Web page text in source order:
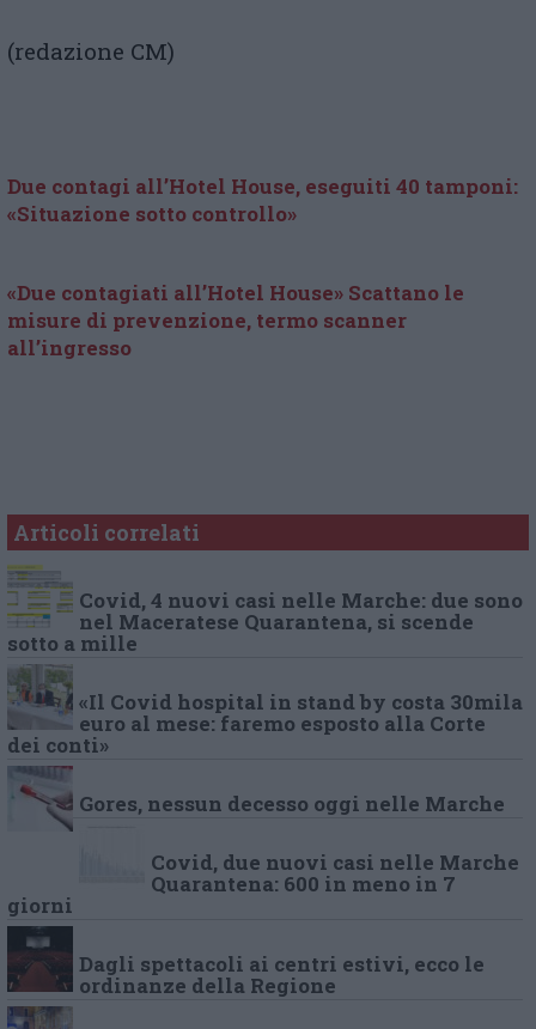
(redazione CM)
Due contagi all’Hotel House, eseguiti 40 tamponi:
«Situazione sotto controllo»
«Due contagiati all’Hotel House» Scattano le
misure di prevenzione, termo scanner
all’ingresso
Articoli correlati
Covid, 4 nuovi casi nelle Marche: due sono
nel Maceratese Quarantena, si scende
sotto a mille
«Il Covid hospital in stand by costa 30mila
euro al mese: faremo esposto alla Corte
dei conti»
Gores, nessun decesso oggi nelle Marche
Covid, due nuovi casi nelle Marche
Quarantena: 600 in meno in 7
giorni
Dagli spettacoli ai centri estivi, ecco le
ordinanze della Regione